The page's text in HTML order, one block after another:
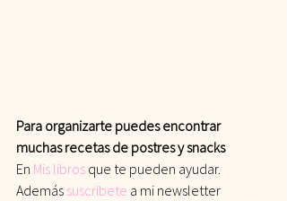
Para organizarte puedes encontrar
muchas recetas de postres y snacks
En Mis libros que te pueden ayudar.
Además suscribete a mi newsletter